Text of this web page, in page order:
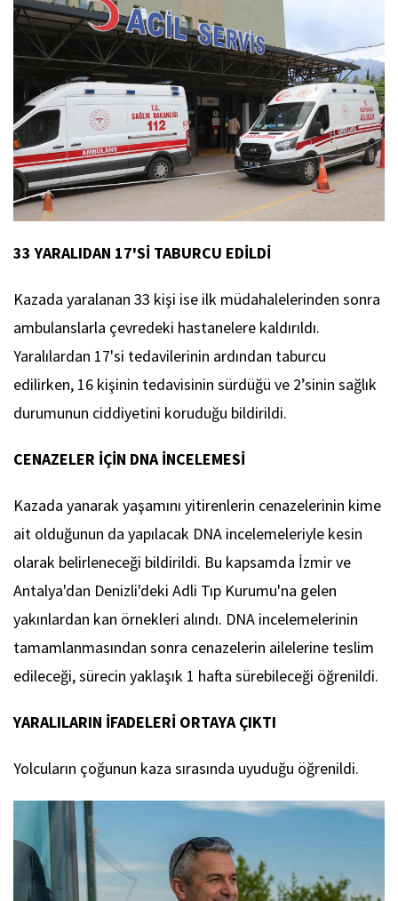
33 YARALIDAN 17'Sİ TABURCU EDİLDİ
Kazada yaralanan 33 kişi ise ilk müdahalelerinden sonra
ambulanslarla çevredeki hastanelere kaldırıldı.
Yaralılardan 17'si tedavilerinin ardından taburcu
edilirken, 16 kişinin tedavisinin sürdüğü ve 2’sinin sağlık
durumunun ciddiyetini koruduğu bildirildi.
CENAZELER İÇİN DNA İNCELEMESİ
Kazada yanarak yaşamını yitirenlerin cenazelerinin kime
ait olduğunun da yapılacak DNA incelemeleriyle kesin
olarak belirleneceği bildirildi. Bu kapsamda İzmir ve
Antalya'dan Denizli'deki Adli Tıp Kurumu'na gelen
yakınlardan kan örnekleri alındı. DNA incelemelerinin
tamamlanmasından sonra cenazelerin ailelerine teslim
edileceği, sürecin yaklaşık 1 hafta sürebileceği öğrenildi.
YARALILARIN İFADELERİ ORTAYA ÇIKTI
Yolcuların çoğunun kaza sırasında uyuduğu öğrenildi.